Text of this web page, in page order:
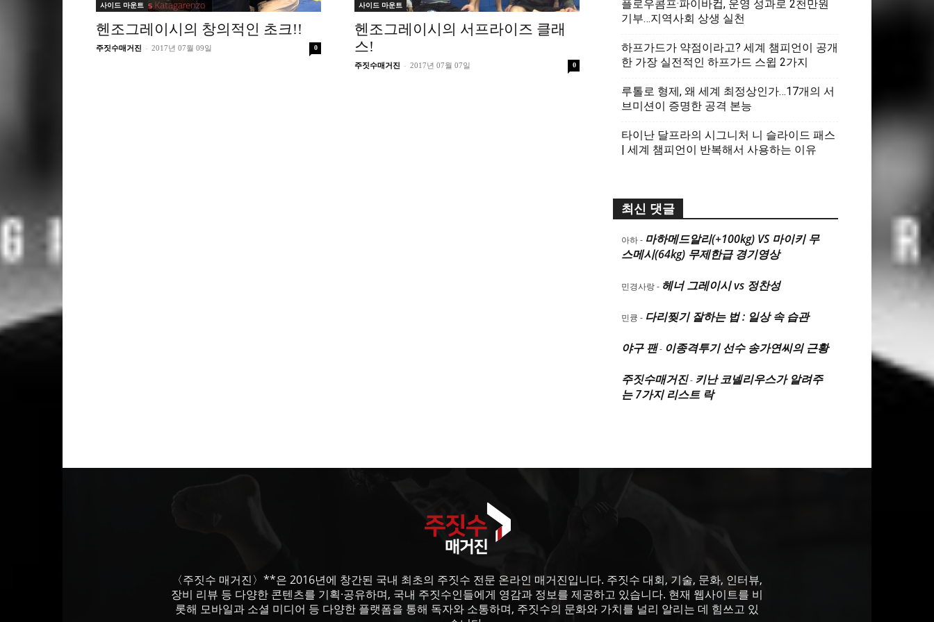
수
사이드 마운트
헨조그레이시의 창의적인 초크!!
주짓수매거진 - 2017년 07월 09일 0
사이드 마운트
헨조그레이시의 서프라이즈 클래
스!
주짓수매거진 - 2017년 07월 07일 0
플로우콤프·파이바컵, 운영 성과로 2천만원
기부…지역사회 상생 실천
하프가드가 약점이라고? 세계 챔피언이 공개
한 가장 실전적인 하프가드 스윕 2가지
루톨로 형제, 왜 세계 최정상인가…17개의 서
브미션이 증명한 공격 본능
타이난 달프라의 시그니처 니 슬라이드 패스
| 세계 챔피언이 반복해서 사용하는 이유
최신 댓글
아하- 마하메드알리(+100kg) VS 마이키 무
스메시(64kg) 무제한급 경기영상
민경사랑- 헤너 그레이시 vs 정찬성
민큥 - 다리찢기 잘하는 법 : 일상 속 습관
야구 팬- 이종격투기 선수 송가연씨의 근황
주짓수매거진- 키난 코넬리우스가 알려주
는 7가지 리스트 락
〈주짓수 매거진〉**은 2016년에 창간된 국내 최초의 주짓수 전문 온라인 매거진입니다. 주짓수 대회, 기술, 문화, 인터뷰,
장비 리뷰 등 다양한 콘텐츠를 기획·공유하며, 국내 주짓수인들에게 영감과 정보를 제공하고 있습니다. 현재 웹사이트를 비
롯해 모바일과 소셜 미디어 등 다양한 플랫폼을 통해 독자와 소통하며, 주짓수의 문화와 가치를 널리 알리는 데 힘쓰고 있